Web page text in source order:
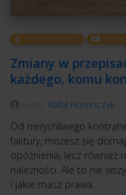
PRAWO BIZNESU
Zmiany w
każdego, komu
Rafał Horończyk
Od nierychliwego
faktury, możesz się
opóźnienia, lecz również
należności. Ale to nie
i jakie masz prawa.